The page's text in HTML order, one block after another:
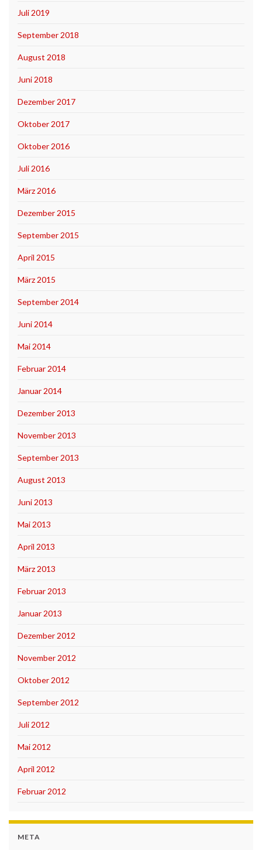
Juli 2019
September 2018
August 2018
Juni 2018
Dezember 2017
Oktober 2017
Oktober 2016
Juli 2016
März 2016
Dezember 2015
September 2015
April 2015
März 2015
September 2014
Juni 2014
Mai 2014
Februar 2014
Januar 2014
Dezember 2013
November 2013
September 2013
August 2013
Juni 2013
Mai 2013
April 2013
März 2013
Februar 2013
Januar 2013
Dezember 2012
November 2012
Oktober 2012
September 2012
Juli 2012
Mai 2012
April 2012
Februar 2012
META